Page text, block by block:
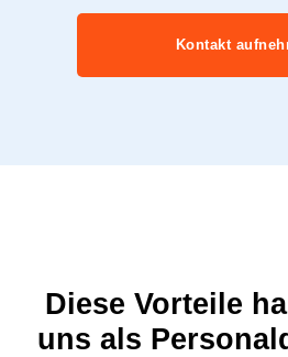
Fragen Sie jetzt
an!